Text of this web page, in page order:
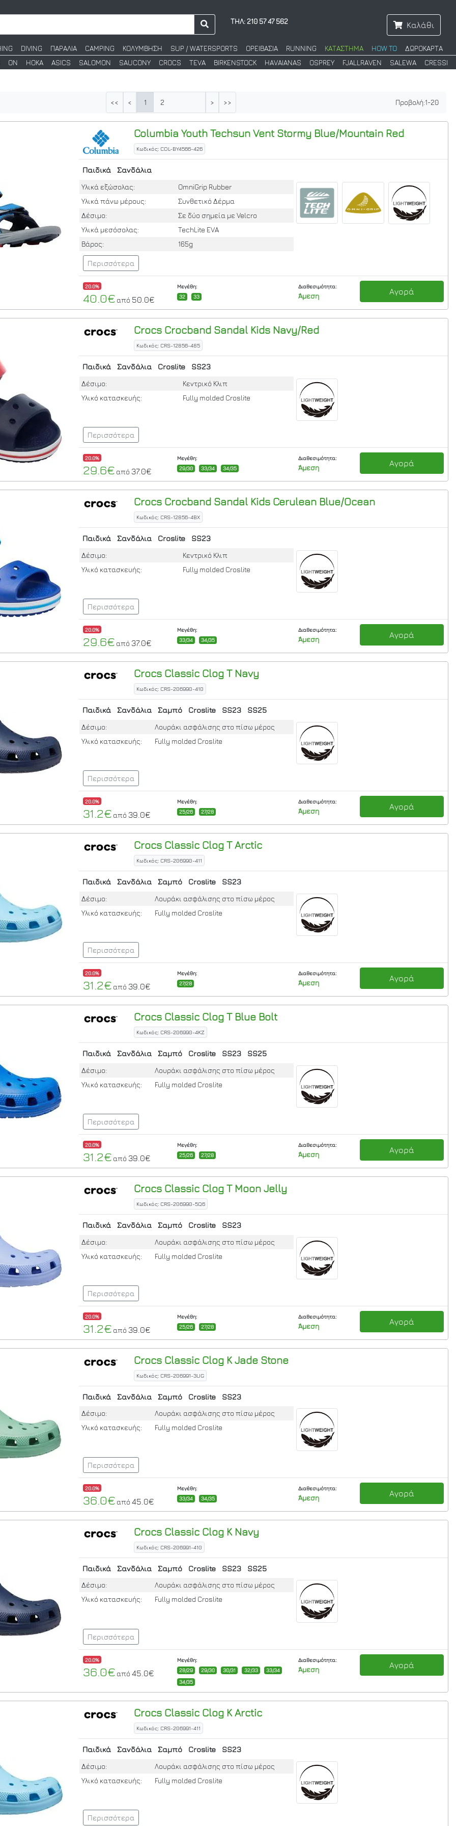
ΤΗΛ: 210 57 47 562 Καλάθι
DIVING ΠΑΡΑΛΙΑ CAMPING ΚΟΛΥΜΒΗΣΗ SUP / WATERSPORTS ΟΡΕΙΒΑΣΙΑ RUNNING ΚΑΤΑΣΤΗΜΑ HOW TO
ΔΩΡΟΚΑΡΤΑ
ON HOKA ASICS SALOMON SAUCONY CROCS TEVA BIRKENSTOCK HAVAIANAS OSPREY FJALLRAVEN SALEWA CRESSI
<< < 1 2 > >> Προβολή:1-20
Columbia Youth Techsun VentStormy Blue/Mountain Red
Κωδικός: COL-BY4566-426
Παιδικά Σανδάλια
Υλικά εξώσολας:
OmniGrip Rubber
Υλικά πάνω μέρους:
Συνθετικό Δέρμα
Δέσιμο:
Σε δύο σημεία με Velcro
Υλικά μεσόσολας:
TechLite EVA
Βάρος:
165g
Περισσότερα
20.0%
40.0€ από 50.0€
Μεγέθη:
32
33
Διαθεσιμότητα:
Άμεση Αγορά
CrocsCrocband Sandal KidsNavy/Red
Κωδικός: CRS-12856-485
Παιδικά Σανδάλια Croslite SS23
Δέσιμο:
Κεντρικό Κλιπ
Υλικό κατασκευής:
Fully molded Croslite
Περισσότερα
20.0%
29.6€ από 37.0€
Μεγέθη:
29/30
33/34 34/35
Διαθεσιμότητα:
Άμεση Αγορά
CrocsCrocband Sandal KidsCerulean Blue/Ocean
Κωδικός: CRS-12856-4BX
Παιδικά Σανδάλια Croslite SS23
Δέσιμο:
Κεντρικό Κλιπ
Υλικό κατασκευής:
Fully molded Croslite
Περισσότερα
20.0%
29.6€ από 37.0€
Μεγέθη:
33/34
34/35
Διαθεσιμότητα:
Άμεση Αγορά
CrocsClassic Clog TNavy
Κωδικός: CRS-206990-410
Παιδικά Σανδάλια Σαμπό Croslite SS23 SS25
Δέσιμο:
Λουράκι ασφάλισης στο πίσω μέρος
Υλικό κατασκευής:
Fully molded Croslite
Περισσότερα
20.0%
31.2€ από 39.0€
Μεγέθη:
25/26
27/28
Διαθεσιμότητα:
Άμεση Αγορά
CrocsClassic Clog TArctic
Κωδικός: CRS-206990-411
Παιδικά Σανδάλια Σαμπό Croslite SS23
Δέσιμο:
Λουράκι ασφάλισης στο πίσω μέρος
Υλικό κατασκευής:
Fully molded Croslite
Περισσότερα
20.0%
31.2€ από 39.0€
Μεγέθη:
27/28
Διαθεσιμότητα:
Άμεση Αγορά
CrocsClassic Clog TBlue Bolt
Κωδικός: CRS-206990-4KZ
Παιδικά Σανδάλια Σαμπό Croslite SS23 SS25
Δέσιμο:
Λουράκι ασφάλισης στο πίσω μέρος
Υλικό κατασκευής:
Fully molded Croslite
Περισσότερα
20.0%
31.2€ από 39.0€
Μεγέθη:
25/26
27/28
Διαθεσιμότητα:
Άμεση Αγορά
CrocsClassic Clog TMoon Jelly
Κωδικός: CRS-206990-5Q6
Παιδικά Σανδάλια Σαμπό Croslite SS23
Δέσιμο:
Λουράκι ασφάλισης στο πίσω μέρος
Υλικό κατασκευής:
Fully molded Croslite
Περισσότερα
20.0%
31.2€ από 39.0€
Μεγέθη:
25/26
27/28
Διαθεσιμότητα:
Άμεση Αγορά
CrocsClassic Clog KJade Stone
Κωδικός: CRS-206991-3UG
Παιδικά Σανδάλια Σαμπό Croslite SS23
Δέσιμο:
Λουράκι ασφάλισης στο πίσω μέρος
Υλικό κατασκευής:
Fully molded Croslite
Περισσότερα
20.0%
36.0€ από 45.0€
Μεγέθη:
33/34
34/35
Διαθεσιμότητα:
Άμεση Αγορά
CrocsClassic Clog KNavy
Κωδικός: CRS-206991-410
Παιδικά Σανδάλια Σαμπό Croslite SS23 SS25
Δέσιμο:
Λουράκι ασφάλισης στο πίσω μέρος
Υλικό κατασκευής:
Fully molded Croslite
Περισσότερα
20.0%
36.0€ από 45.0€
Μεγέθη:
28/29
29/30 30/31 32/33
33/34
34/35
Διαθεσιμότητα:
Άμεση Αγορά
CrocsClassic Clog KArctic
Κωδικός: CRS-206991-411
Παιδικά Σανδάλια Σαμπό Croslite SS23
Δέσιμο:
Λουράκι ασφάλισης στο πίσω μέρος
Υλικό κατασκευής:
Fully molded Croslite
Περισσότερα